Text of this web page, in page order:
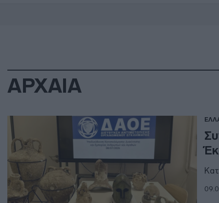
ΑΡΧΑΙΑ